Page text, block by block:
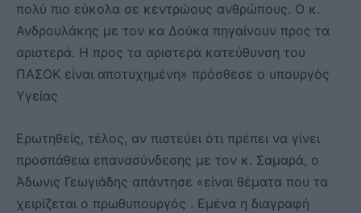
πολύ πιο εύκολα σε κεντρώους ανθρώπους. Ο κ.
Ανδρουλάκης με τον κα Δούκα πηγαίνουν προς τα
αριστερά. Η προς τα αριστερά κατεύθυνση του
ΠΑΣΟΚ είναι αποτυχημένη» πρόσθεσε ο υπουργός
Υγείας
Ερωτηθείς, τέλος, αν πιστεύει ότι πρέπει να γίνει
προσπάθεια επανασύνδεσης με τον κ. Σαμαρά, ο
Άδωνις Γεωγιάδης απάντησε «είναι θέματα που τα
χειρίζεται ο πρωθυπουργός . Εμένα η διαγραφή